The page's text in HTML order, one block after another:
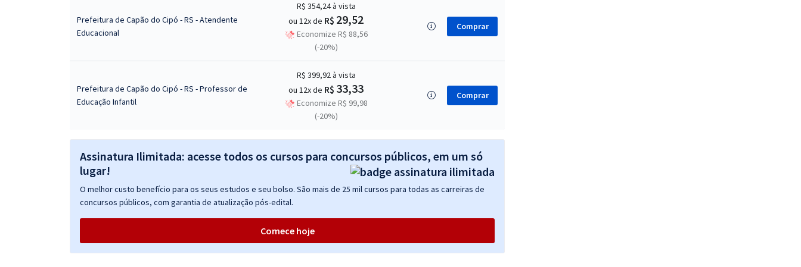
Prefeitura de Capão do Cipó - RS - Atendente
Educacional
R$ 354,24à vista
ou 12x de R$ 29,52
Economize R$ 88,56
(-20%)
Comprar
Prefeitura de Capão do Cipó - RS - Professor de
Educação Infantil
R$ 399,92à vista
ou 12x de R$ 33,33
Economize R$ 99,98
(-20%)
Comprar
Assinatura Ilimitada: acesse todos os cursos para concursos públicos, em um só
lugar!
O melhor custo benefício para os seus estudos e seu bolso. São mais de 25 mil cursos para todas as carreiras de
concursos públicos, com garantia de atualização pós-edital.
Comece hoje